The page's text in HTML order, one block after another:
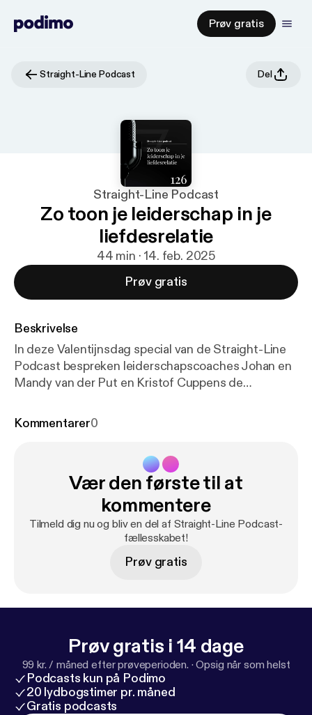
Prøv gratis
Straight-Line Podcast Del
Straight-Line Podcast
Zo toon je leiderschap in je
liefdesrelatie
44 min · 14. feb. 2025
Prøv gratis
Beskrivelse
In deze Valentijnsdag special van de Straight-Line
Podcast bespreken leiderschapscoaches Johan en
Mandy van der Put en Kristof Cuppens de
ervaren in hun liefdesrelatie. Dankzij de krachtige
liefdesrelatie met je partner. Beluister snel de
podcast en leer hoe je als drukke ondernemer je
relatie actief kunt bekrachtigen dankzij duidelijke
communicatie en leiderschap. 📖 Download het
besproken bulletin op de speciale podcastpagina
hip.com/?post_type=podcast&p=13624
Kommentarer0
Vær den første til at
kommentere
Tilmeld dig nu og bliv en del af Straight-Line Podcast-
fællesskabet!
Prøv gratis
Prøv gratis i 14 dage
99 kr. / måned efter prøveperioden. ·Opsig når som helst
Podcasts kun på Podimo
20 lydbogstimer pr. måned
Gratis podcasts